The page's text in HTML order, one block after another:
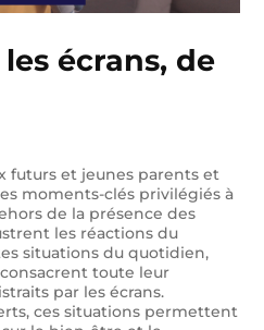
écrans, de
futurs et jeunes parents et
moments-clés privilégiés à
de la présence des
les réactions du
situations du quotidien,
toute leur
par les écrans.
ces situations permettent